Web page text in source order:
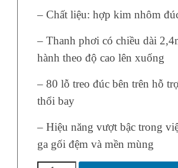
– Chất liệu: hợp kim nhôm
– Thanh phơi có chiều dài
hành theo độ cao lên xuống
– 80 lỗ treo đúc bên trên hỗ
thổi bay
– Hiệu năng vượt bậc trong
ga gối đệm và mền mùng